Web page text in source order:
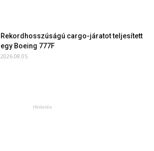
Rekordhosszúságú cargo-járatot teljesített
egy Boeing 777F
2026.08.05.
Hirdetés